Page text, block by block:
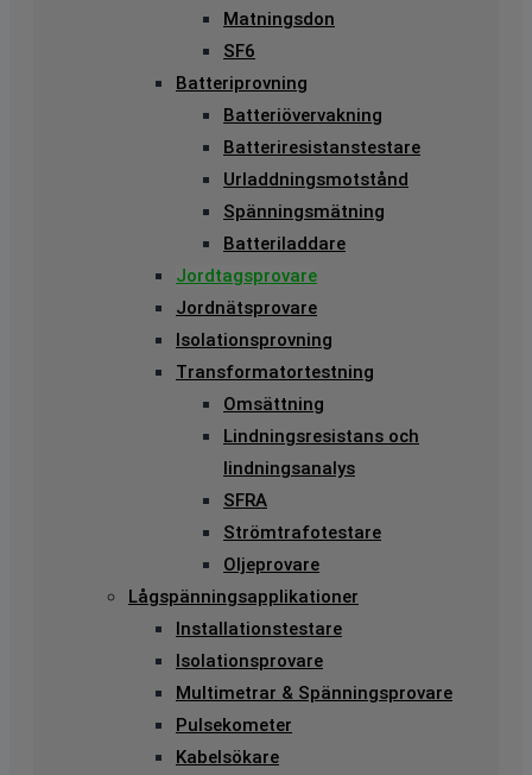
Matningsdon
SF6
Batteriprovning
Batteriövervakning
Batteriresistanstestare
Urladdningsmotstånd
Spänningsmätning
Batteriladdare
Jordtagsprovare
Jordnätsprovare
Isolationsprovning
Transformatortestning
Omsättning
Lindningsresistans och
lindningsanalys
SFRA
Strömtrafotestare
Oljeprovare
Lågspänningsapplikationer
Installationstestare
Isolationsprovare
Multimetrar & Spänningsprovare
Pulsekometer
Kabelsökare